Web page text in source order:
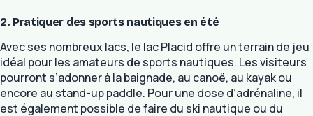
2. Pratiquer des sports nautiques en été
Avec ses nombreux lacs, le lac Placid offre un terrain de jeu
idéal pour les amateurs de sports nautiques. Les visiteurs
pourront s’adonner à la baignade, au canoë, au kayak ou
encore au stand-up paddle. Pour une dose d’adrénaline, il
est également possible de faire du ski nautique ou du